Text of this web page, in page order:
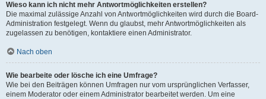
Wieso kann ich nicht mehr Antwortmöglichkeiten erstellen?
Die maximal zulässige Anzahl von Antwortmöglichkeiten wird durch die Board-
Administration festgelegt. Wenn du glaubst, mehr Antwortmöglichkeiten als
zugelassen zu benötigen, kontaktiere einen Administrator.
Nach oben
Wie bearbeite oder lösche ich eine Umfrage?
Wie bei den Beiträgen können Umfragen nur vom ursprünglichen Verfasser,
einem Moderator oder einem Administrator bearbeitet werden. Um eine